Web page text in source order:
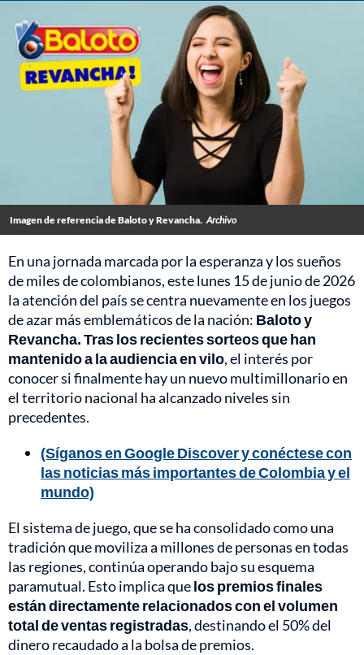
Imagen de referencia de Baloto y Revancha. Archivo
En una jornada marcada por la esperanza y los sueños
de miles de colombianos, este lunes 15 de junio de 2026
la atención del país se centra nuevamente en los juegos
de azar más emblemáticos de la nación: Baloto y
Revancha. Tras los recientes sorteos que han
mantenido a la audiencia en vilo, el interés por
conocer si finalmente hay un nuevo multimillonario en
el territorio nacional ha alcanzado niveles sin
precedentes.
(Síganos en Google Discover y conéctese con
las noticias más importantes de Colombia y el
mundo)
El sistema de juego, que se ha consolidado como una
tradición que moviliza a millones de personas en todas
las regiones, continúa operando bajo su esquema
paramutual. Esto implica quelos premios finales
están directamente relacionados con el volumen
total de ventas registradas, destinando el 50% del
dinero recaudado a la bolsa de premios.